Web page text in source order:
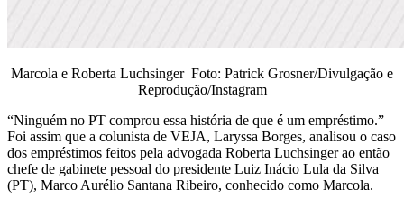
Marcola e Roberta Luchsinger Foto: Patrick Grosner/Divulgação e
Reprodução/Instagram
“Ninguém no PT comprou essa história de que é um empréstimo.”
Foi assim que a colunista de VEJA, Laryssa Borges, analisou o caso
dos empréstimos feitos pela advogada Roberta Luchsinger ao então
chefe de gabinete pessoal do presidente Luiz Inácio Lula da Silva
(PT), Marco Aurélio Santana Ribeiro, conhecido como Marcola.